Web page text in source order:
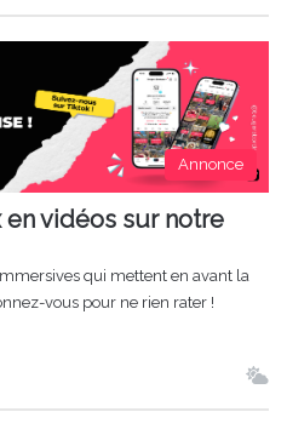
Annonce
vidéos sur notre
qui mettent en avant la
vous pour ne rien rater !